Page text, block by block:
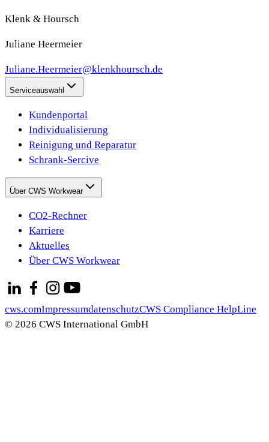
Klenk & Hoursch
Juliane Heermeier
Juliane.Heermeier@klenkhoursch.de
Serviceauswahl
Kundenportal
Individualisierung
Reinigung und Reparatur
Schrank-Sercive
Über CWS Workwear
CO2-Rechner
Karriere
Aktuelles
Über CWS Workwear
cws.comImpressumdatenschutzCWS Compliance HelpLine
© 2026 CWS International GmbH